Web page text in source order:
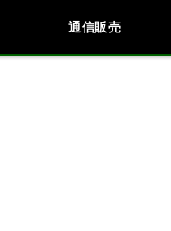
通信販売